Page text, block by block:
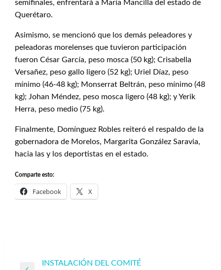
semifinales, enfrentará a María Mancilla del estado de
Querétaro.
Asimismo, se mencionó que los demás peleadores y
peleadoras morelenses que tuvieron participación
fueron César García, peso mosca (50 kg); Crisabella
Versañez, peso gallo ligero (52 kg); Uriel Díaz, peso
mínimo (46-48 kg); Monserrat Beltrán, peso mínimo (48
kg); Johan Méndez, peso mosca ligero (48 kg); y Yerik
Herra, peso medio (75 kg).
Finalmente, Domínguez Robles reiteró el respaldo de la
gobernadora de Morelos, Margarita González Saravia,
hacia las y los deportistas en el estado.
Comparte esto:
Facebook X
Navegación
INSTALACIÓN DEL COMITÉ